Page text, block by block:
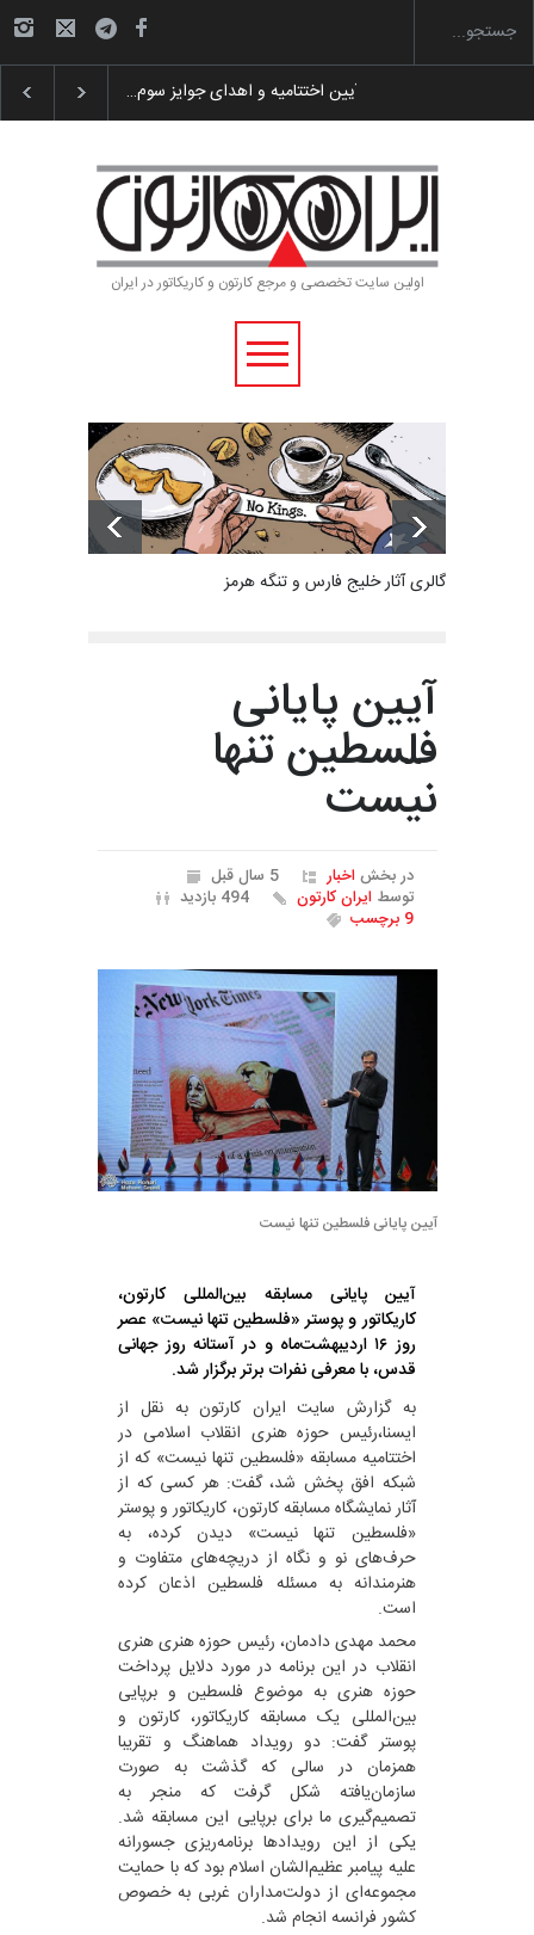
گزارش به یاد اردوغان باشول (۱۹۳۶–۲۰۲۶)
اولین سایت تخصصی و مرجع کارتون و کاریکاتور در ایران
گالری آثار خلیج فارس و تنگه هرمز
آیین پایانی
فلسطین تنها
نیست
در بخش اخبار
5 سال قبل
توسط ایران کارتون
494 بازدید
9 برچسب
آیین پایانی فلسطین تنها نیست
آیین پایانی مسابقه بین‌المللی کارتون،
کاریکاتور و پوستر «فلسطین تنها نیست» عصر
روز ۱۶ اردیبهشت‌ماه و در آستانه روز جهانی
قدس، با معرفی نفرات برتر برگزار شد.
به گزارش سایت ایران کارتون به نقل از
ایسنا،رئیس حوزه هنری انقلاب اسلامی در
اختتامیه مسابقه «فلسطین تنها نیست» که از
شبکه افق پخش شد، گفت: هر کسی که از
آثار نمایشگاه مسابقه کارتون، کاریکاتور و پوستر
«فلسطین تنها نیست» دیدن کرده، به
حرف‌های نو و نگاه از دریچه‌های متفاوت و
هنرمندانه به مسئله فلسطین اذعان کرده
است.
محمد مهدی دادمان، رئیس حوزه هنری هنری
انقلاب در این برنامه در مورد دلایل پرداخت
حوزه هنری به موضوع فلسطین و برپایی
بین‌المللی یک مسابقه کاریکاتور، کارتون و
پوستر گفت: دو رویداد هماهنگ و تقریبا
همزمان در سالی که گذشت به صورت
سازمان‌یافته شکل گرفت که منجر به
تصمیم‌گیری ما برای برپایی این مسابقه شد.
یکی از این رویدادها برنامه‌ریزی جسورانه
علیه پیامبر عظیم‌الشان اسلام بود که با حمایت
مجموعه‌ای از دولت‌مداران غربی به خصوص
کشور فرانسه انجام شد.